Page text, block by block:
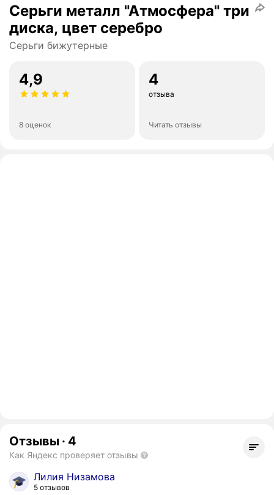
Серьги металл "Атмосфера" три
диска, цвет серебро
Серьги бижутерные
4,9
8 оценок
4
отзыва
Читать отзывы
Отзывы · 4
Как Яндекс проверяет отзывы
Лилия Низамова
5 отзывов